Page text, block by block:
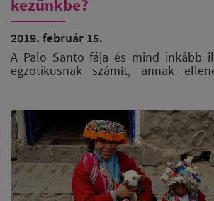
kezünkbe?
2019. február 15.
A Palo Santo fája és mind inkább
egzotikusnak számít, annak
partvidékéről, elsősorban
Kolumbia egyes részeiről származik.
és Argentína erdejeiben is
fája. Egy nagyon lassan növő
melynek hím egyedei a száz évet
hogy hím-e vagy nő, később írunk
tartják nagy becsben ezt a fát.